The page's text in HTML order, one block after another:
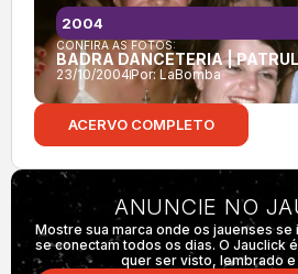
CONFIRA AS FOTOS:
BADRA DANCETERIA |
23/10/2004Por: LaBomba
2004
ACERVO COMPLETO
ANUNCIE NO
Mostre sua marca onde os jauenses
se conectam todos os dias. O Jauclick
quer ser visto, lembrado